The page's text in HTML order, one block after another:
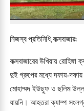
নিজস্ব প্রতিনিধি,কক্সবাজারঃ
কক্সবাজারের উখিয়ায়
দুই গ্রুপের মধ্যে দফায়-
মোহাম্মদ ইউছুফ ও ছলিম
যায়নি। আহতরা ক্যাম্প